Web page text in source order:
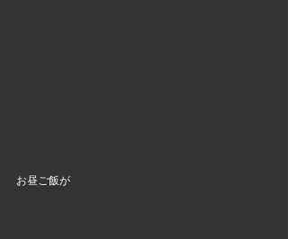
お昼ご飯が